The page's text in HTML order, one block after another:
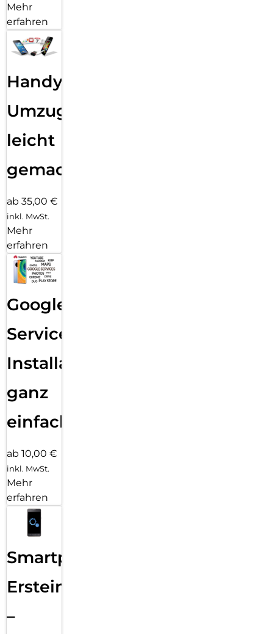
Mehr
erfahren
Handy
Umzug
leicht
gemacht!
ab 35,00 €
inkl. MwSt.
Mehr
erfahren
Google
Services
Installation
ganz
einfach
ab 10,00 €
inkl. MwSt.
Mehr
erfahren
Smartphone
Ersteinrichtung
–